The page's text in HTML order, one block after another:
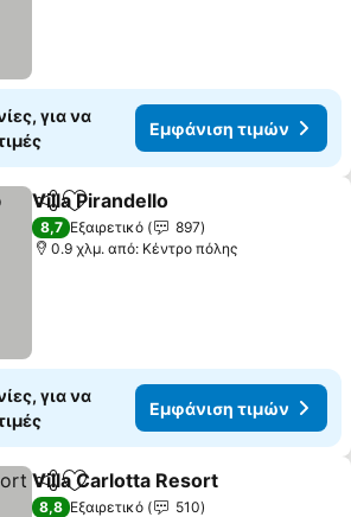
για να
Εμφάνιση τιμών
Κοινοποίηση
Προσθήκη στα αγαπημένα
Villa Pirandello
8,7 Εξαιρετικό
897
0.9 χλμ. από: Κέντρο πόλης
για να
Εμφάνιση τιμών
Κοινοποίηση
Προσθήκη στα αγαπημένα
Villa Carlotta Resort
8,8 Εξαιρετικό
510